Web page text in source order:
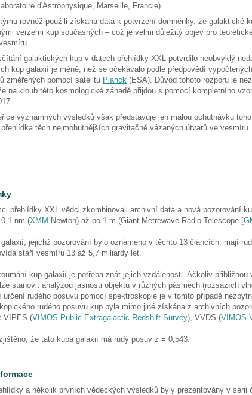
d'Astrophysique, Marseille, Francie).
rovněž použili získaná data k potvrzení domněnky, že galaktické
verzemi kup současných – což je velmi důležitý objev pro
sčítání galaktických kup v datech přehlídky XXL potvrdilo neobvyklý
kup galaxií je méně, než se očekávalo podle předpovědí
změřených pomocí satelitu Planck (ESA). Důvod tohoto rozporu je
na kloub této kosmologické záhadě přijdou s pomocí kompletního
významných výsledků však představuje jen malou ochutnávku
přehlídka těch nejmohutnějších gravitačně vázaných útvarů ve vesmíru.
přehlídky XXL vědci zkombinovali archivní data a nová pozorování
nm (XMM-Newton) až po 1 m (Giant Metrewave Radio Telescope [
galaxií, jejichž pozorování bylo oznámeno v těchto 13 článcích, mají
stáří vesmíru 13 až 5,7 miliardy let.
kup galaxií je potřeba znát jejich vzdálenosti. Ačkoliv
stanovit analýzou jasnosti objektu v různých pásmech (rozsazích
určení rudého posuvu pomocí spektroskopie je v tomto případě
rudého posuvu kup byla mimo jiné získána z archivních
VIPES (VIMOS Public Extragalactic Redshift Survey), VVDS (VIMOS-
že tato kupa galaxií má rudý posuv z = 0,543.
a několik prvních vědeckých výsledků byly prezentovány v sérii